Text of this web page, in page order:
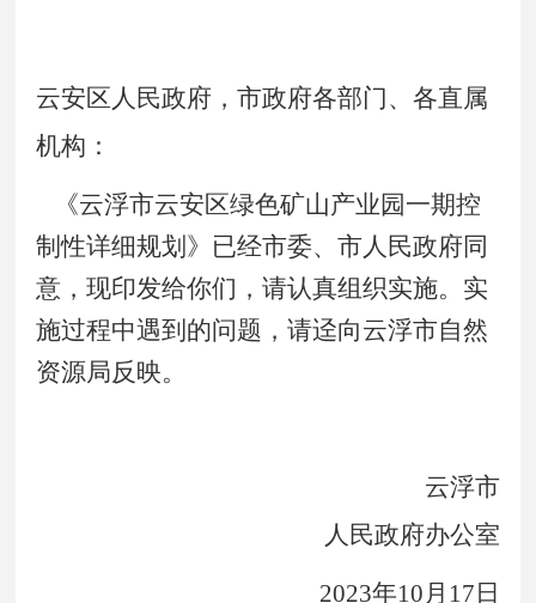
云安区人民政府，市政府各部门、各直属
机构：
《云浮市云安区绿色矿山产业园一期控
制性详细规划》已经市委、市人民政府同
意，现印发给你们，请认真组织实施。实
施过程中遇到的问题，请迳向云浮市自然
资源局反映。
云浮市
人民政府办公室
2023年10月 17 日